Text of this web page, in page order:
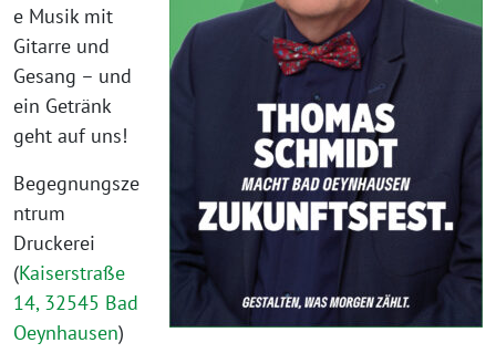
e Musik mit
Gitarre und
Gesang – und
ein Getränk
geht auf uns!
Begegnungsze
ntrum
Druckerei
(Kaiserstraße
14, 32545 Bad
Oeynhausen)